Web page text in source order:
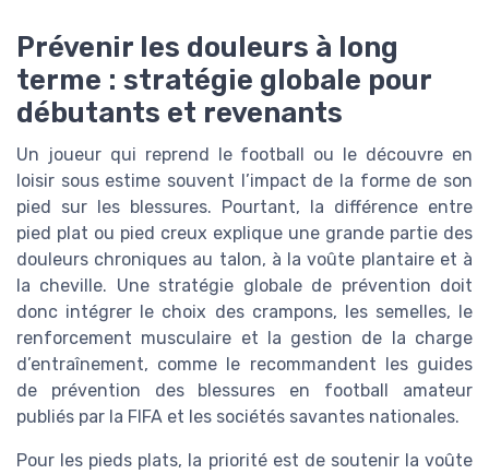
Prévenir les douleurs à long
terme : stratégie globale pour
débutants et revenants
Un joueur qui reprend le football ou le découvre en
loisir sous estime souvent l’impact de la forme de son
pied sur les blessures. Pourtant, la différence entre
pied plat ou pied creux explique une grande partie des
douleurs chroniques au talon, à la voûte plantaire et à
la cheville. Une stratégie globale de prévention doit
donc intégrer le choix des crampons, les semelles, le
renforcement musculaire et la gestion de la charge
d’entraînement, comme le recommandent les guides
de prévention des blessures en football amateur
publiés par la FIFA et les sociétés savantes nationales.
Pour les pieds plats, la priorité est de soutenir la voûte